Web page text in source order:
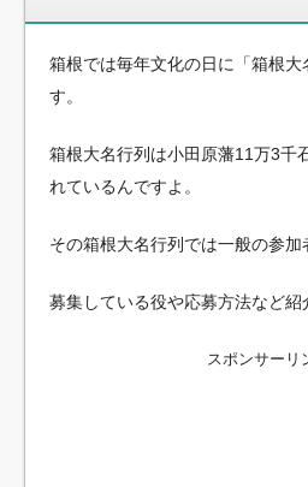
箱根では毎年文化の日に「箱根大
す。
箱根大名行列は小田原藩11万3千
れているんですよ。
その箱根大名行列では一般の参加
募集している役や応募方法など紹
スポンサーリ